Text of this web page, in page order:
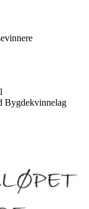
Bygdekvinnelag